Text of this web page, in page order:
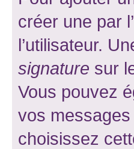
créer une par
l’utilisateur.
signature sur
Vous pouvez
vos
choisissez